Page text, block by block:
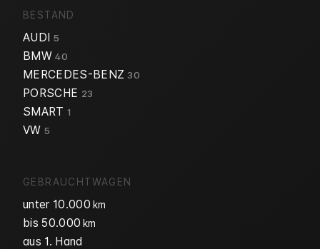
BESTAND
AUDI 5
BMW40
MERCEDES-BENZ30
PORSCHE 23
SMART 1
VW 5
GEBRAUCHTWAGEN
unter 10.000 km
bis 50.000 km
aus 1. Hand